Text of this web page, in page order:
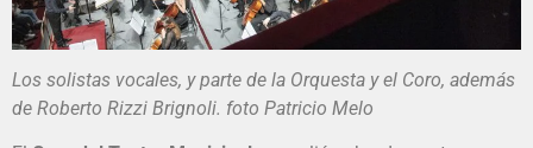
Los solistas vocales, y parte de la Orquesta y el Coro, además
de Roberto Rizzi Brignoli. foto Patricio Melo